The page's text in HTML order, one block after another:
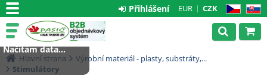
CZ SK
EUR CZK
Přihlášení
Hlavní strana
Výrobní materiál - plasty, substráty,...
Stimulátory
Načítám data...